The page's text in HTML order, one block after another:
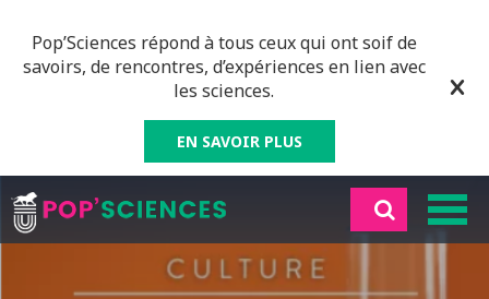
Pop’Sciences répond à tous ceux qui ont soif de
savoirs, de rencontres, d’expériences en lien avec
les sciences.
EN SAVOIR PLUS